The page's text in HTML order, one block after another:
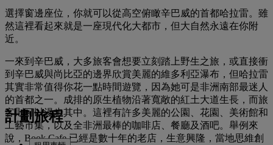
選擇窗邊座位，你就可以從高空俯瞰辛巴威的首都哈拉雷。雖
然這裡看起來就是一座現代化大都市，但大自然永遠在你附
近。
一來到辛巴威，大多旅客會想要立刻踏上野生之旅，或直接衝
到辛巴威與尚比亞的邊界欣賞美麗的維多利亞瀑布，但哈拉雷
其實非常值得你花一點時間遊覽，因為她可是非洲南部最迷人
的首都之一。成排的原生植物沿著寬敞的紅土大道生長，而旅
客則可以漫步其中。這裡有許多美麗的公園、花園、美術館和
工藝市集，以及全非洲最棒的咖啡店、餐廳及酒吧。舉例來
說，Book Cafe 已經是數十年的老店，生意興隆，當地思維創
計劃旅程